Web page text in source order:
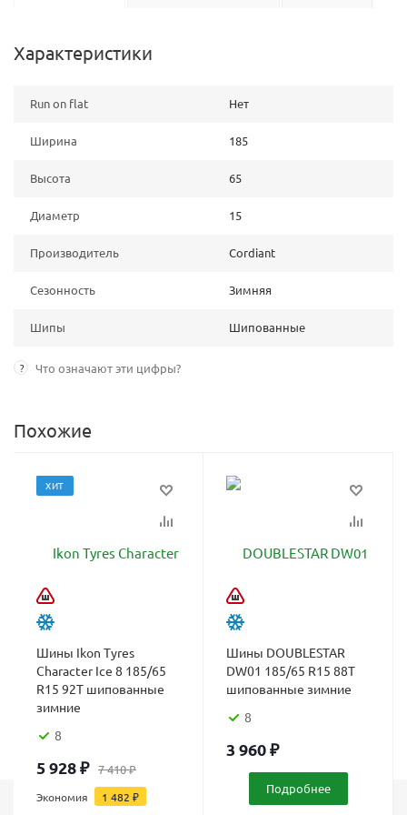
Характеристики
Run on flat Нет
Ширина 185
Высота 65
Диаметр 15
Производитель Cordiant
Сезонность Зимняя
Шипы Шипованные
? Что означают эти цифры?
Похожие
ХИТ
Шины Ikon Tyres
Character Ice 8 185/65
R15 92T шипованные
зимние
8
5 928₽ 7 410₽
Экономия 1 482 ₽
Шины DOUBLESTAR
DW01 185/65 R15 88T
шипованные зимние
8
3 960₽
Подробнее